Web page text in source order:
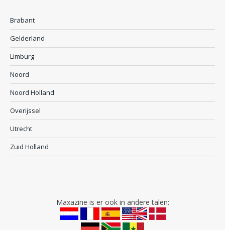
Brabant
Gelderland
Limburg
Noord
Noord Holland
Overijssel
Utrecht
Zuid Holland
Maxazine is er ook in andere talen: